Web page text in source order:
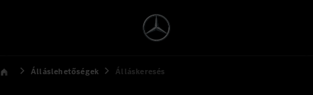
Álláslehetőségek Álláskeresés